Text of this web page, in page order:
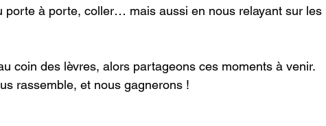
porte à porte, coller… mais aussi en nous relayant sur les
coin des lèvres, alors partageons ces moments à venir.
rassemble, et nous gagnerons !